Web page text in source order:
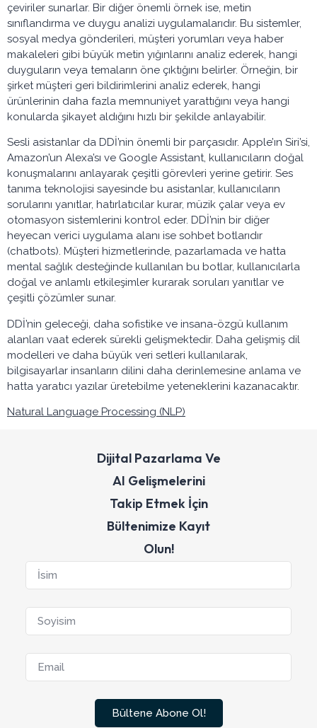
çeviriler sunarlar. Bir diğer önemli örnek ise, metin
sınıflandırma ve duygu analizi uygulamalarıdır. Bu sistemler,
sosyal medya gönderileri, müşteri yorumları veya haber
makaleleri gibi büyük metin yığınlarını analiz ederek, hangi
duyguların veya temaların öne çıktığını belirler. Örneğin, bir
şirket müşteri geri bildirimlerini analiz ederek, hangi
ürünlerinin daha fazla memnuniyet yarattığını veya hangi
konularda şikayet aldığını hızlı bir şekilde anlayabilir.
Sesli asistanlar da DDİ’nin önemli bir parçasıdır. Apple’ın Siri’si,
Amazon’un Alexa’sı ve Google Assistant, kullanıcıların doğal
konuşmalarını anlayarak çeşitli görevleri yerine getirir. Ses
tanıma teknolojisi sayesinde bu asistanlar, kullanıcıların
sorularını yanıtlar, hatırlatıcılar kurar, müzik çalar veya ev
otomasyon sistemlerini kontrol eder. DDİ’nin bir diğer
heyecan verici uygulama alanı ise sohbet botlarıdır
(chatbots). Müşteri hizmetlerinde, pazarlamada ve hatta
mental sağlık desteğinde kullanılan bu botlar, kullanıcılarla
doğal ve anlamlı etkileşimler kurarak soruları yanıtlar ve
çeşitli çözümler sunar.
DDİ’nin geleceği, daha sofistike ve insana-özgü kullanım
alanları vaat ederek sürekli gelişmektedir. Daha gelişmiş dil
modelleri ve daha büyük veri setleri kullanılarak,
bilgisayarlar insanların dilini daha derinlemesine anlama ve
hatta yaratıcı yazılar üretebilme yeteneklerini kazanacaktır.
Natural Language Processing (NLP)
Dijital Pazarlama Ve
AI Gelişmelerini
Takip Etmek İçin
Bültenimize Kayıt
Olun!
Bültene Abone Ol!